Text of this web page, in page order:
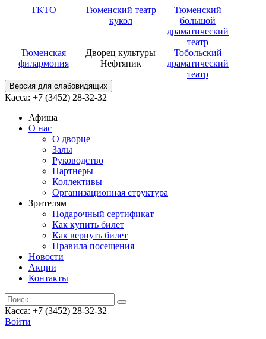
ТКТО
Тюменский театр
кукол
Тюменский
большой
драматический
театр
Тюменская
филармония
Дворец культуры
Нефтяник
Тобольский
драматический
театр
Версия для слабовидящих
Касса: +7 (3452) 28-32-32
Афиша
О нас
О дворце
Залы
Руководство
Партнеры
Коллективы
Организационная структура
Зрителям
Подарочный сертификат
Как купить билет
Как вернуть билет
Правила посещения
Новости
Акции
Контакты
Касса: +7 (3452) 28-32-32
Войти